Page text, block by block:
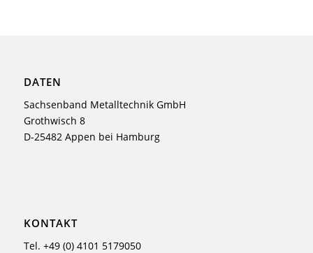
DATEN
Sachsenband Metalltechnik GmbH
Grothwisch 8
D-25482 Appen bei Hamburg
KONTAKT
Tel. +49 (0) 4101 5179050